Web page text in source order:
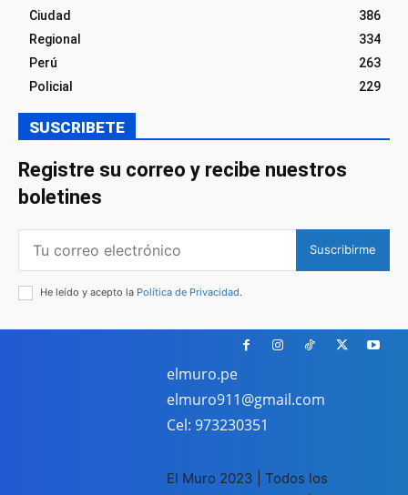
Ciudad
386
Regional
334
Perú
263
Policial
229
SUSCRIBETE
Registre su correo y recibe nuestros
boletines
Suscribirme
He leído y acepto la Política de Privacidad.
elmuro.pe
elmuro911@gmail.com
Cel: 973230351
El Muro 2023 | Todos los